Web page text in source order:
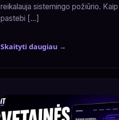
reikalauja sistemingo požiūrio. Kaip
pastebi […]
Skaityti daugiau →